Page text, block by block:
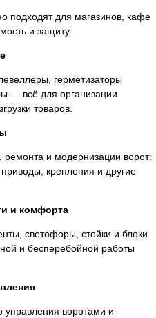
подходят для магазинов, кафе
и защиту.
герметизаторы
— всё для организации
товаров.
и модернизации ворот:
крепления и другие
и комфорта
светофоры, стойки и блоки
и бесперебойной работы
управления воротами и